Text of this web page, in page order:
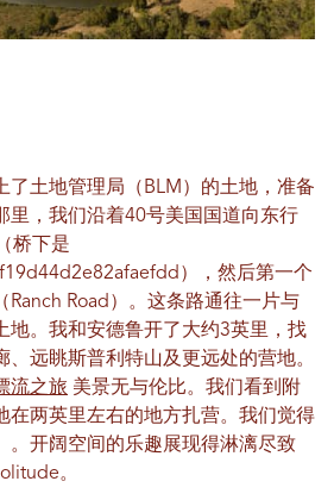
了土地管理局（BLM）的土地，准备
里，我们沿着40号美国国道向东行
桥下是
），然后第一个
Ranch Road）。这条路通往一片与
地。我和安德鲁开了大约3英里，找
远眺斯普利特山及更远处的营地。
流之旅 美景无与伦比。我们看到附
在两英里左右的地方扎营。我们觉得
。开阔空间的乐趣展现得淋漓尽致
。